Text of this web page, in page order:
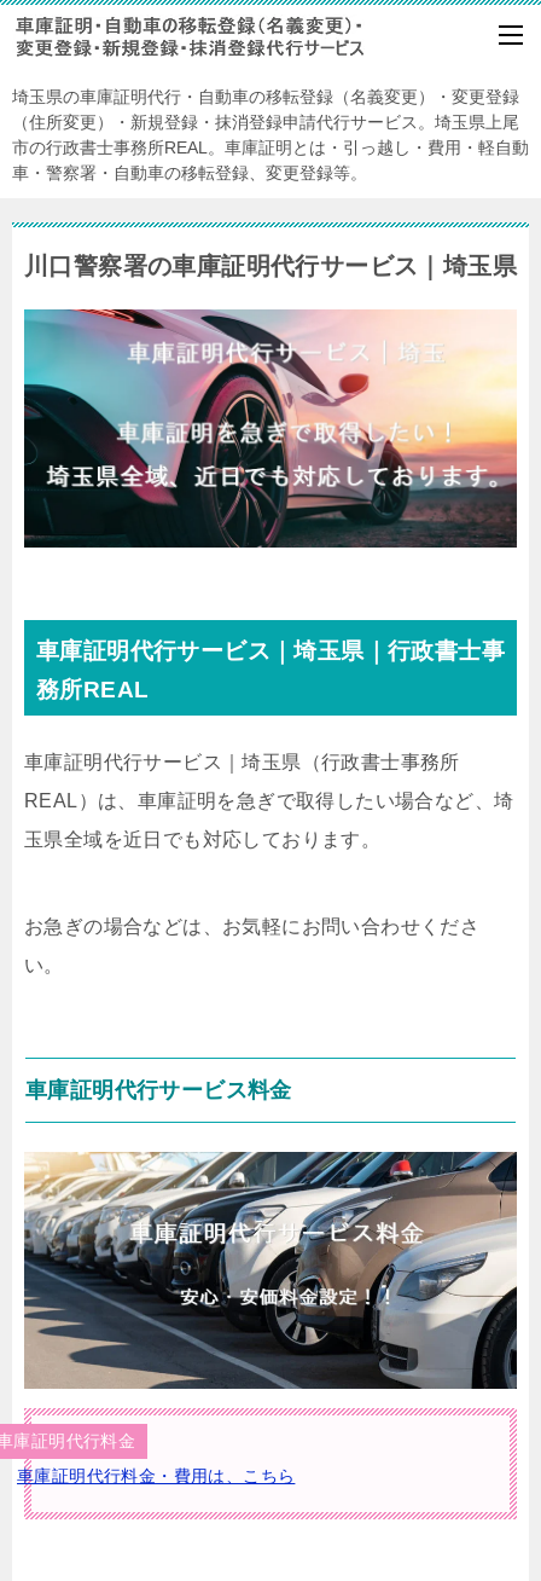
埼玉県の車庫証明代行・自動車の移転登録（名義変更）・変更登録
（住所変更）・新規登録・抹消登録申請代行サービス。埼玉県上尾
市の行政書士事務所REAL。車庫証明とは・引っ越し・費用・軽自動
車・警察署・自動車の移転登録、変更登録等。
川口警察署の車庫証明代行サービス｜埼玉県
車庫証明代行サービス｜埼玉県｜行政書士事
務所REAL
車庫証明代行サービス｜埼玉県 （行政書士事務所
REAL） は、車庫証明を急ぎで取得したい場合など、埼
玉県全域を近日でも対応しております。
お急ぎの場合などは、お気軽にお問い合わせくださ
い。
車庫証明代行サービス料金
庫証明代行料金
車庫証明代行料金・費用は、こちら